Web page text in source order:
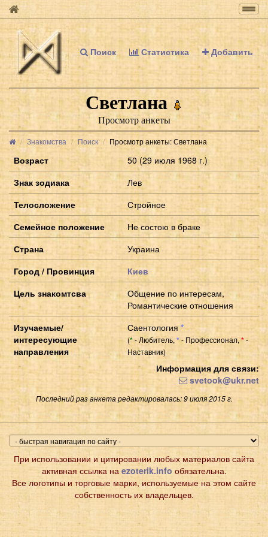
Поиск Статистика Добавить
Светлана
Просмотр анкеты
Знакомства Поиск Просмотр анкеты: Светлана
Возраст
50 (29 июля 1968 г.)
Знак зодиака
Лев
Телосложение
Стройное
Семейное положение
Не состою в браке
Страна
Украина
Город / Провинция
Киев
Цель знакомтсва
Общение по интересам,
Романтические отношения
Изучаемые/
интересующие
направления
Саентология*
(*- Любитель,*- Профессионал,*-
Наставник)
Информация для связи:
svetook@ukr.net
Последний раз анкета редактировалась: 9 июля 2015 г.
При использовании и цитировании любых материалов сайта
активная ссылка на ezoterik.info обязательна.
Все логотипы и торговые марки, используемые на этом сайте
собственность их владельцев.